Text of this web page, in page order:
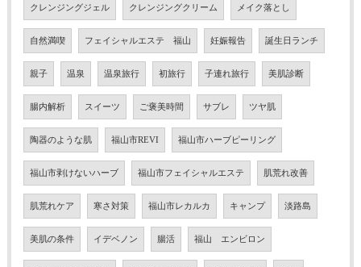
クレンジングジェル クレンジングクリーム メイク落とし
自然満喫 フェイシャルエステ 福山 妊娠報告 誕生日ランチ
親子 温泉 温泉旅行 初旅行 子連れ旅行 美肌診断
腸内解析 スイーツ ご褒美時間 サブレ ツヤ肌
陶器のような肌 福山市REVI 福山市ハーブピーリング
福山市剥けないハーブ 福山市フェイシャルエステ 肌荒れ改善
肌荒れケア 寒さ対策 福山市レカルカ キャンプ 淡路島
美肌の条件 イデベノン 腸活 福山 エンビロン